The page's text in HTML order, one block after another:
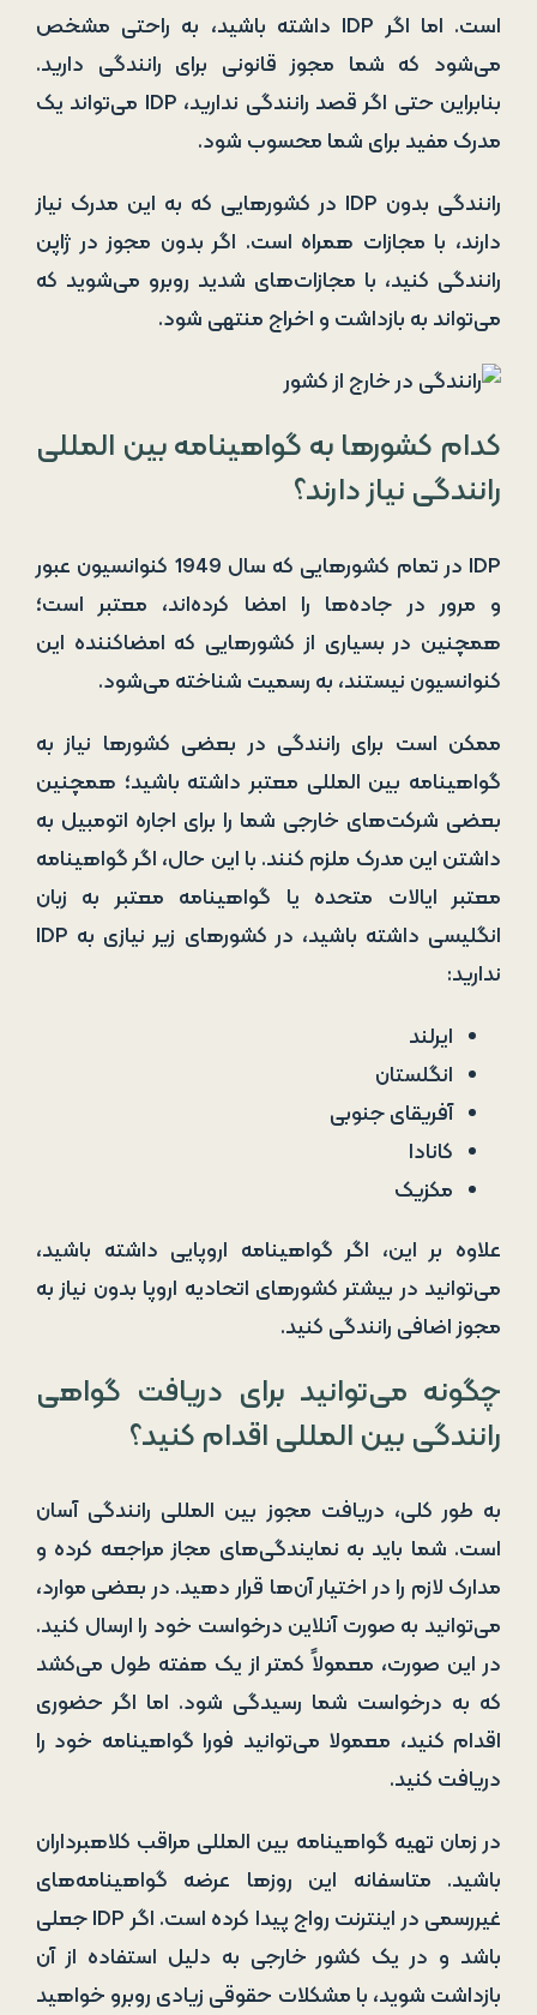
است. اما اگر IDP داشته باشید، به راحتی مشخص
می‌شود که شما مجوز قانونی برای رانندگی دارید.
بنابراین حتی اگر قصد رانندگی ندارید، IDP می‌تواند یک
مدرک مفید برای شما محسوب شود.
رانندگی بدون IDP در کشورهایی که به این مدرک نیاز
دارند، با مجازات همراه است. اگر بدون مجوز در ژاپن
رانندگی کنید، با مجازات‌های شدید روبرو می‌شوید که
می‌تواند به بازداشت و اخراج منتهی شود.
کدام کشورها به گواهینامه بین المللی
رانندگی نیاز دارند؟
IDP در تمام کشورهایی که سال 1949 کنوانسیون عبور
و مرور در جاده‌ها را امضا کرده‌اند، معتبر است؛
همچنین در بسیاری از کشورهایی که امضاکننده این
کنوانسیون نیستند، به رسمیت شناخته می‌شود.
ممکن است برای رانندگی در بعضی کشورها نیاز به
گواهینامه بین المللی معتبر داشته باشید؛ همچنین
بعضی شرکت‌های خارجی شما را برای اجاره اتومبیل به
داشتن این مدرک ملزم کنند. با این حال، اگر گواهینامه
معتبر ایالات متحده یا گواهینامه معتبر به زبان
انگلیسی داشته باشید، در کشورهای زیر نیازی به IDP
ندارید:
ایرلند
انگلستان
آفریقای جنوبی
کانادا
مکزیک
علاوه بر این، اگر گواهینامه اروپایی داشته باشید،
می‌توانید در بیشتر کشورهای اتحادیه اروپا بدون نیاز به
مجوز اضافی رانندگی کنید.
چگونه می‌توانید برای دریافت گواهی
رانندگی بین المللی اقدام کنید؟
به طور کلی، دریافت مجوز بین المللی رانندگی آسان
است. شما باید به نمایندگی‌های مجاز مراجعه کرده و
مدارک لازم را در اختیار آن‌ها قرار دهید. در بعضی موارد،
می‌توانید به صورت آنلاین درخواست خود را ارسال کنید.
در این صورت، معمولاً کمتر از یک هفته طول می‌کشد
که به درخواست شما رسیدگی شود. اما اگر حضوری
اقدام کنید، معمولا می‌توانید فورا گواهینامه خود را
دریافت کنید.
در زمان تهیه گواهینامه بین المللی مراقب کلاهبرداران
باشید. متاسفانه این روزها عرضه گواهینامه‌های
غیررسمی در اینترنت رواج پیدا کرده است. اگر IDP جعلی
باشد و در یک کشور خارجی به دلیل استفاده از آن
بازداشت شوید، با مشکلات حقوقی زیادی روبرو خواهید